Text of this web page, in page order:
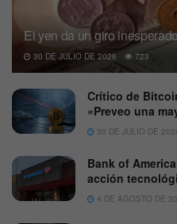
El yen da un giro
30 DE JULIO DE 2026 723
Crítico de
«Preveo una
30 DE JULIO DE
Bank of
acción
4 DE AGOSTO DE